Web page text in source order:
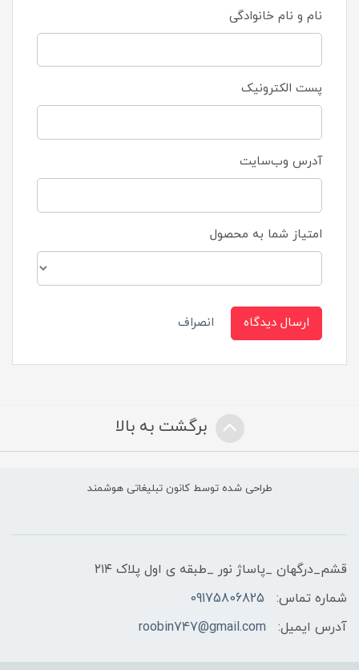
نام و نام خانوادگی
پست الکترونیک
آدرس وب‌سایت
امتیاز شما به محصول
ارسال دیدگاه انصراف
برگشت به بالا
طراحی شده توسط کانون تبلیغاتی هوشمند
قشم_درگهان _پاساژ نور _طبقه ی اول پلاک ۲۱۴
شماره تماس:
09175806825
آدرس ایمیل:
roobin747@gmail.com